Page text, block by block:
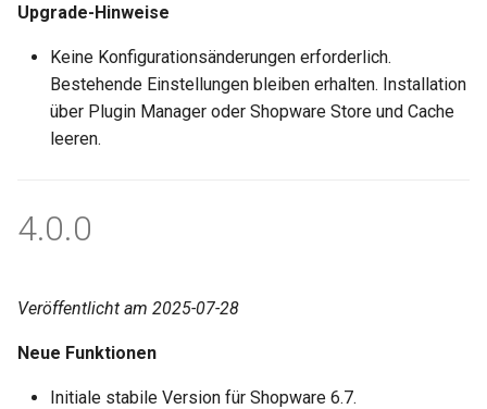
Upgrade-Hinweise
Keine Konfigurationsänderungen erforderlich.
Bestehende Einstellungen bleiben erhalten. Installation
über Plugin Manager oder Shopware Store und Cache
leeren.
4.0.0
Veröffentlicht am 2025-07-28
Neue Funktionen
Initiale stabile Version für Shopware 6.7.